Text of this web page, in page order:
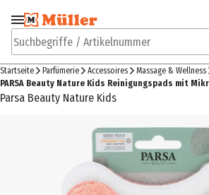
Zur Navigation
springen
Zum
Suchbegriffe / Artikelnummer
Startseite Parfümerie Accessoires
Massage & Wellness
PARSA Beauty Nature Kids Reinigungspads mit
Parsa Beauty Nature Kids